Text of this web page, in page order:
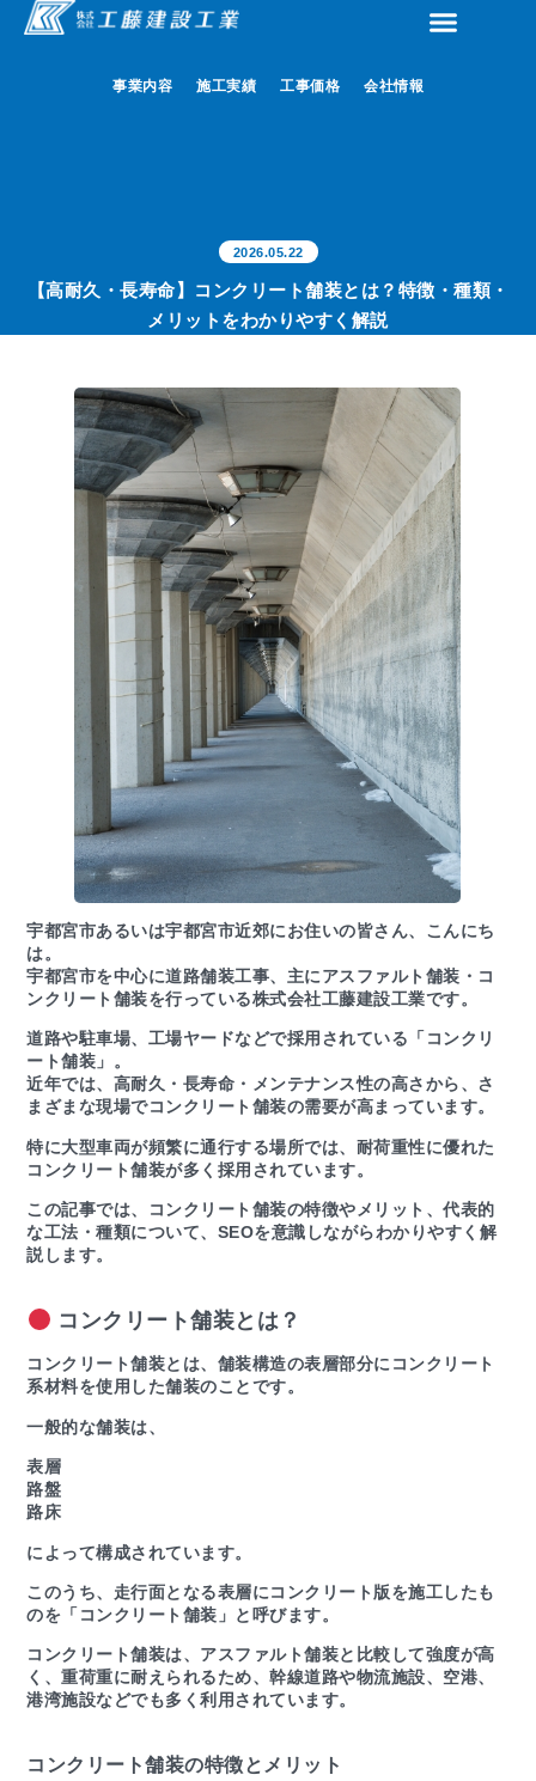
事業内容 施工実績 工事価格 会社情報
事業内容 施工実績 工事価格 会社情報
【高耐久・長寿命】コンクリート舗装とは？特徴・種類・
メリットをわかりやすく解説
2026.05.22
宇都宮市あるいは宇都宮市近郊にお住いの皆さん、こんにち
は。
宇都宮市を中心に道路舗装工事、主にアスファルト舗装・コ
ンクリート舗装を行っている株式会社工藤建設工業です。
道路や駐車場、工場ヤードなどで採用されている「コンクリ
ート舗装」。
近年では、高耐久・長寿命・メンテナンス性の高さから、さ
まざまな現場でコンクリート舗装の需要が高まっています。
特に大型車両が頻繁に通行する場所では、耐荷重性に優れた
コンクリート舗装が多く採用されています。
この記事では、コンクリート舗装の特徴やメリット、代表的
な工法・種類について、SEOを意識しながらわかりやすく解
説します。
コンクリート舗装とは？
コンクリート舗装とは、舗装構造の表層部分にコンクリート
系材料を使用した舗装のことです。
一般的な舗装は、
表層
路盤
路床
によって構成されています。
このうち、走行面となる表層にコンクリート版を施工したも
のを「コンクリート舗装」と呼びます。
コンクリート舗装は、アスファルト舗装と比較して強度が高
く、重荷重に耐えられるため、幹線道路や物流施設、空港、
港湾施設などでも多く利用されています。
コンクリート舗装の特徴とメリット